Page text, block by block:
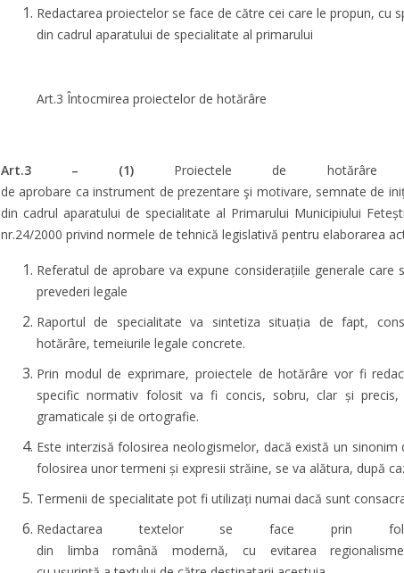
Redactarea proiectelor se face de către cei care le propun, cu
din cadrul aparatului de specialitate al primarului
Art.3 Întocmirea proiectelor de hotărâre
Art.3 – (1) Proiectele de hotărâre
de aprobare ca instrument de prezentare şi motivare, semnate de
din cadrul aparatului de specialitate al Primarului Municipiului
nr.24/2000 privind normele de tehnică legislativă pentru elaborarea
Referatul de aprobare va expune considerațiile generale
prevederi legale
Raportul de specialitate va sintetiza situația de fapt,
hotărâre, temeiurile legale concrete.
Prin modul de exprimare, proiectele de hotărâre vor fi
specific normativ folosit va fi concis, sobru, clar și
gramaticale și de ortografie.
Este interzisă folosirea neologismelor, dacă există un
folosirea unor termeni și expresii străine, se va alătura, după
Termenii de specialitate pot fi utilizați numai dacă sunt
Redactarea textelor se face prin
din limba română modernă, cu evitarea